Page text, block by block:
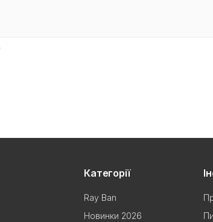
Категорії
Ray Ban
Новинки 2026